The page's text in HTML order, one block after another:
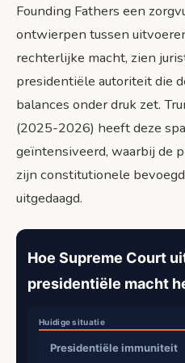
Founding Fathers een
ontwierpen tussen
rechterlijke macht, zien
presidentiële autoriteit die
balances onder druk zet.
(2025-2026) heeft deze
geïntensiveerd, waarbij de
zijn constitutionele
uitgedaagd.
Hoe Supreme Court
presidentiële macht
Presidentiële immuniteit